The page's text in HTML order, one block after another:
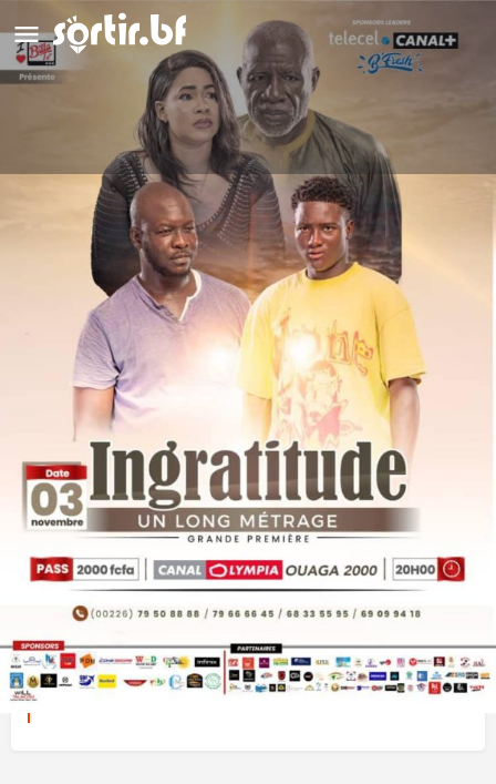
Ingratitude
Avis 0
Laisser un avis Ajouter aux favoris
Type d'événement
Séance de cinéma
Prochaines dates
3 novembre 2023 20:00 - 22:00
Terminé